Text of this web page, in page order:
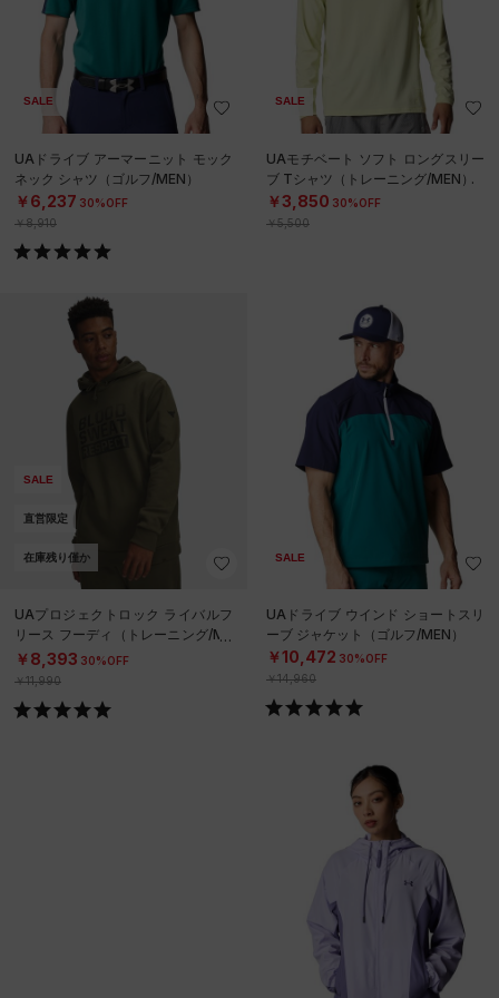
SALE
UAドライブ アーマーニット モック
ネック シャツ（ゴルフ/MEN）
￥6,237 30%OFF
￥8,910
SALE
UAモチベート ソフト ロングスリー
ブ Tシャツ（トレーニング/MEN）
￥3,850 30%OFF
￥5,500
SALE
直営限定
在庫残り僅か
UAプロジェクトロック ライバルフ
リース フーディ（トレーニング/ME
N）
￥8,393 30%OFF
￥11,990
SALE
UAドライブ ウインド ショートスリ
ーブ ジャケット（ゴルフ/MEN）
￥10,472 30%OFF
￥14,960